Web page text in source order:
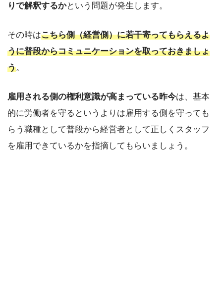
りで解釈するかという問題が発生します。
その時はこちら側（経営側）に若干寄ってもらえるよ
うに普段からコミュニケーションを取っておきましょ
う。
雇用される側の権利意識が高まっている昨今は、基本
的に労働者を守るというよりは雇用する側を守っても
らう職種として普段から経営者として正しくスタッフ
を雇用できているかを指摘してもらいましょう。